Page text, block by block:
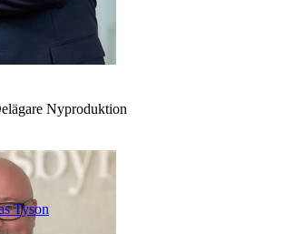
Nyproduktion
Tyson